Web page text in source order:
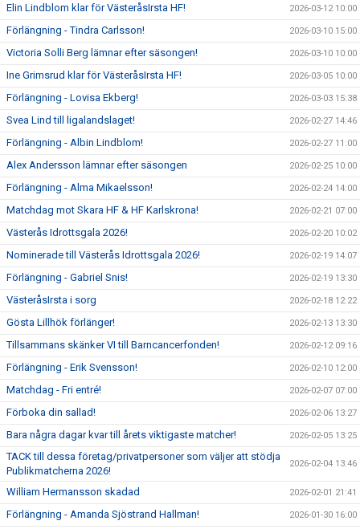
Elin Lindblom klar för VästeråsIrsta HF! 2026-03-12 10:00
Förlängning - Tindra Carlsson! 2026-03-10 15:00
Victoria Solli Berg lämnar efter säsongen! 2026-03-10 10:00
Ine Grimsrud klar för VästeråsIrsta HF! 2026-03-05 10:00
Förlängning - Lovisa Ekberg! 2026-03-03 15:38
Svea Lind till ligalandslaget! 2026-02-27 14:46
Förlängning - Albin Lindblom! 2026-02-27 11:00
Alex Andersson lämnar efter säsongen 2026-02-25 10:00
Förlängning - Alma Mikaelsson! 2026-02-24 14:00
Matchdag mot Skara HF & HF Karlskrona! 2026-02-21 07:00
Västerås Idrottsgala 2026! 2026-02-20 10:02
Nominerade till Västerås Idrottsgala 2026! 2026-02-19 14:07
Förlängning - Gabriel Snis! 2026-02-19 13:30
VästeråsIrsta i sorg 2026-02-18 12:22
Gösta Lillhök förlänger! 2026-02-13 13:30
Tillsammans skänker VI till Barncancerfonden! 2026-02-12 09:16
Förlängning - Erik Svensson! 2026-02-10 12:00
Matchdag - Fri entré! 2026-02-07 07:00
Förboka din sallad! 2026-02-06 13:27
Bara några dagar kvar till årets viktigaste matcher! 2026-02-05 13:25
TACK till dessa företag/privatpersoner som väljer att stödja
Publikmatcherna 2026!
2026-02-04 13:46
William Hermansson skadad 2026-02-01 21:41
Förlängning - Amanda Sjöstrand Hallman! 2026-01-30 16:00